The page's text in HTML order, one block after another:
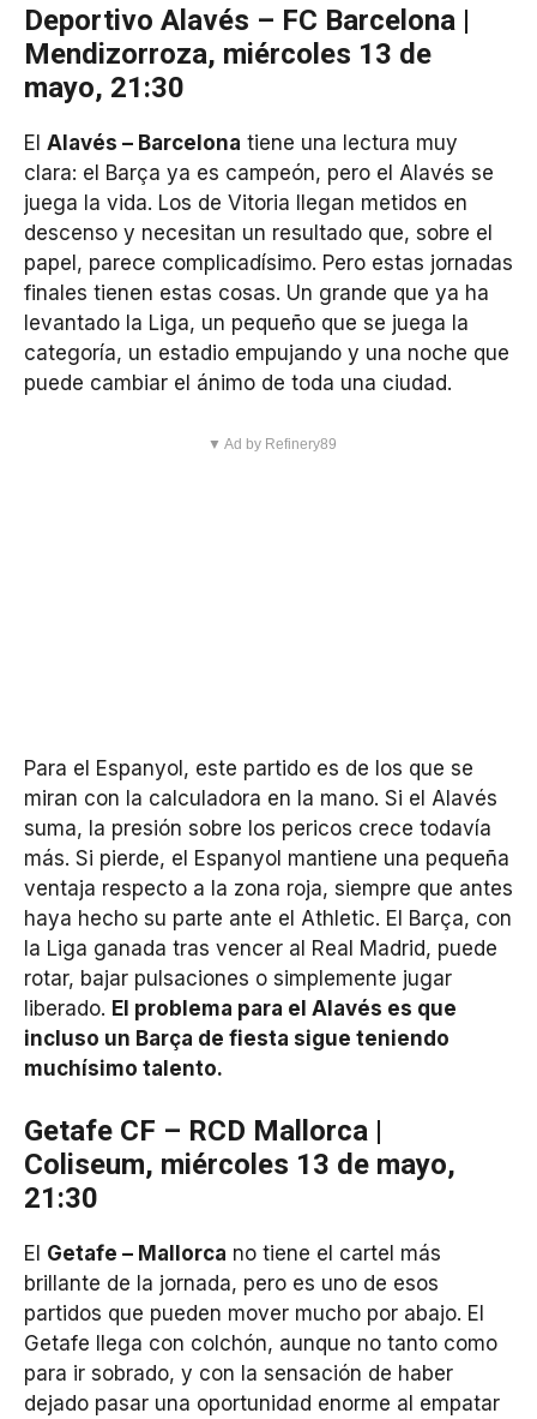
Deportivo Alavés – FC Barcelona |
Mendizorroza, miércoles 13 de
mayo, 21:30
El Alavés – Barcelona tiene una lectura muy
clara: el Barça ya es campeón, pero el Alavés se
juega la vida. Los de Vitoria llegan metidos en
descenso y necesitan un resultado que, sobre el
papel, parece complicadísimo. Pero estas jornadas
finales tienen estas cosas. Un grande que ya ha
levantado la Liga, un pequeño que se juega la
categoría, un estadio empujando y una noche que
puede cambiar el ánimo de toda una ciudad.
▼ Ad by Refinery89
Para el Espanyol, este partido es de los que se
miran con la calculadora en la mano. Si el Alavés
suma, la presión sobre los pericos crece todavía
más. Si pierde, el Espanyol mantiene una pequeña
ventaja respecto a la zona roja, siempre que antes
haya hecho su parte ante el Athletic. El Barça, con
la Liga ganada tras vencer al Real Madrid, puede
rotar, bajar pulsaciones o simplemente jugar
liberado. El problema para el Alavés es que
incluso un Barça de fiesta sigue teniendo
muchísimo talento.
Getafe CF – RCD Mallorca |
Coliseum, miércoles 13 de mayo,
21:30
El Getafe – Mallorca no tiene el cartel más
brillante de la jornada, pero es uno de esos
partidos que pueden mover mucho por abajo. El
Getafe llega con colchón, aunque no tanto como
para ir sobrado, y con la sensación de haber
dejado pasar una oportunidad enorme al empatar